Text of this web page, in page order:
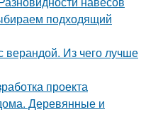
подходящий
верандой. Из чего лучше
проекта
Деревянные и